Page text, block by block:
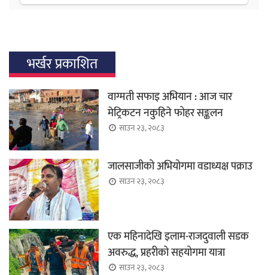
भर्खर प्रकाशित
वाग्मती सफाइ अभियान : आज चार
मेट्रिकटन नकुहिने फोहर सङ्कलन
साउन २३, २०८३
जालसाजीको अभियोगमा वडाध्यक्ष पक्राउ
साउन २३, २०८३
एक महिनादेखि इलाम-राजदुवाली सडक
अवरुद्ध, प्रहरीको सहयोगमा यात्रा
साउन २३, २०८३